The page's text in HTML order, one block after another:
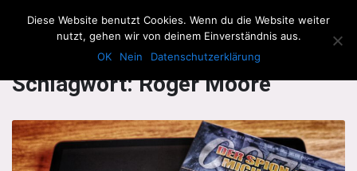
The Howling Men
Schlagwort:Roger Moore
Diese Website benutzt Cookies. Wenn du die Website weiter
nutzt, gehen wir von deinem Einverständnis aus.
OK
Nein Datenschutzerklärung